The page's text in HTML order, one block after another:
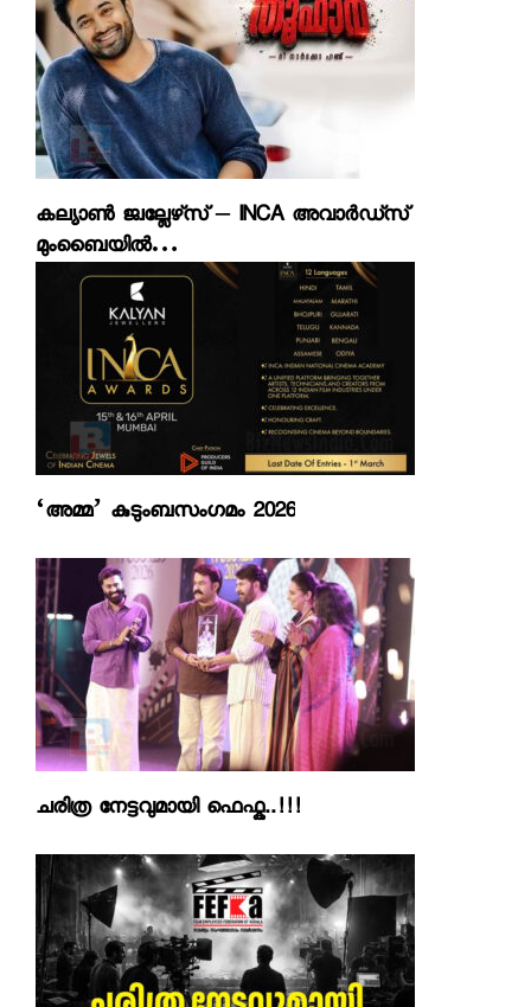
കല്യാണ്‍ ജ്വല്ലേഴ്‌സ് – INCA അവാര്‍ഡ്‌സ്
മുംബൈയില്‍…
‘അമ്മ’ കുടുംബസംഗമം 2026
ചരിത്ര നേട്ടവുമായി ഫെഫ്ക..!!!